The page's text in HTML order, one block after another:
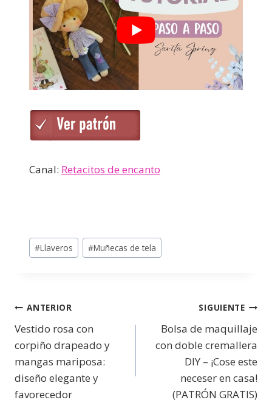
Canal: Retacitos de encanto
#Llaveros #Muñecas de tela
ANTERIOR
Vestido rosa con
corpiño drapeado y
mangas mariposa:
diseño elegante y
favorecedor
SIGUIENTE
Bolsa de maquillaje
con doble cremallera
DIY – ¡Cose este
neceser en casa!
(PATRÓN GRATIS)